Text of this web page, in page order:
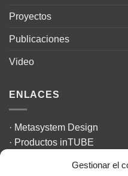
Gestionar el
Proyectos
Publicaciones
Video
ENLACES
· Metasystem Design
· Productos inTUBE